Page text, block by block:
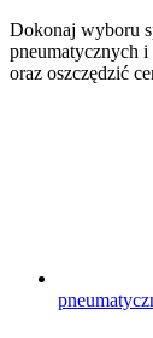
Dokonaj wyboru
pneumatycznych
oraz oszczędzić